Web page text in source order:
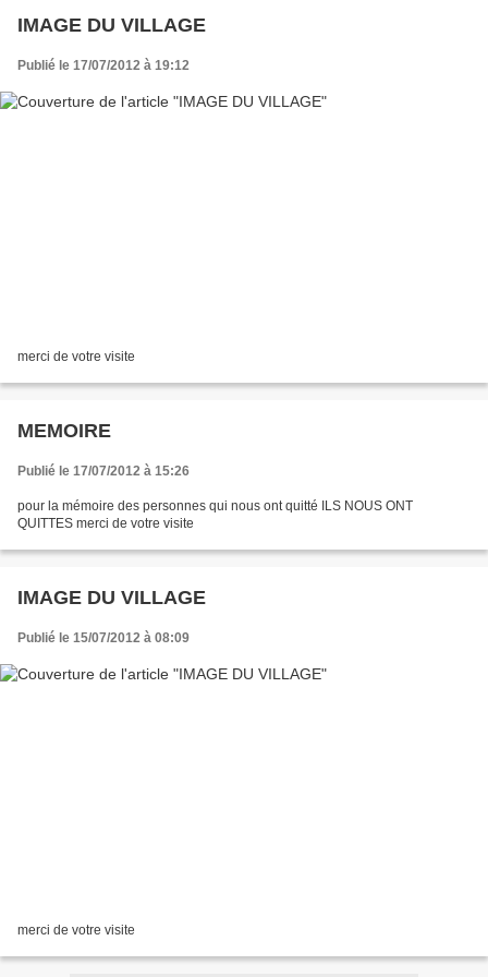
IMAGE DU VILLAGE
Publié le 17/07/2012 à 19:12
merci de votre visite
MEMOIRE
Publié le 17/07/2012 à 15:26
pour la mémoire des personnes qui nous ont quitté ILS NOUS ONT
QUITTES merci de votre visite
IMAGE DU VILLAGE
Publié le 15/07/2012 à 08:09
merci de votre visite